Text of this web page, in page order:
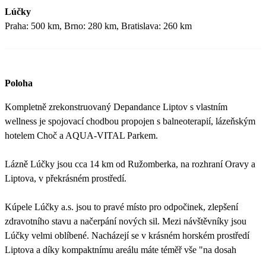
Lúčky
Praha: 500 km, Brno: 280 km, Bratislava: 260 km
Poloha
Kompletně zrekonstruovaný Depandance Liptov s vlastním
wellness je spojovací chodbou propojen s balneoterapií, lázeňským
hotelem Choč a AQUA-VITAL Parkem.
Lázně Lúčky jsou cca 14 km od Ružomberka, na rozhraní Oravy a
Liptova, v překrásném prostředí.
Kúpele Lúčky a.s. jsou to pravé místo pro odpočinek, zlepšení
zdravotního stavu a načerpání nových sil. Mezi návštěvníky jsou
Lúčky velmi oblíbené. Nacházejí se v krásném horském prostředí
Liptova a díky kompaktnímu areálu máte téměř vše "na dosah